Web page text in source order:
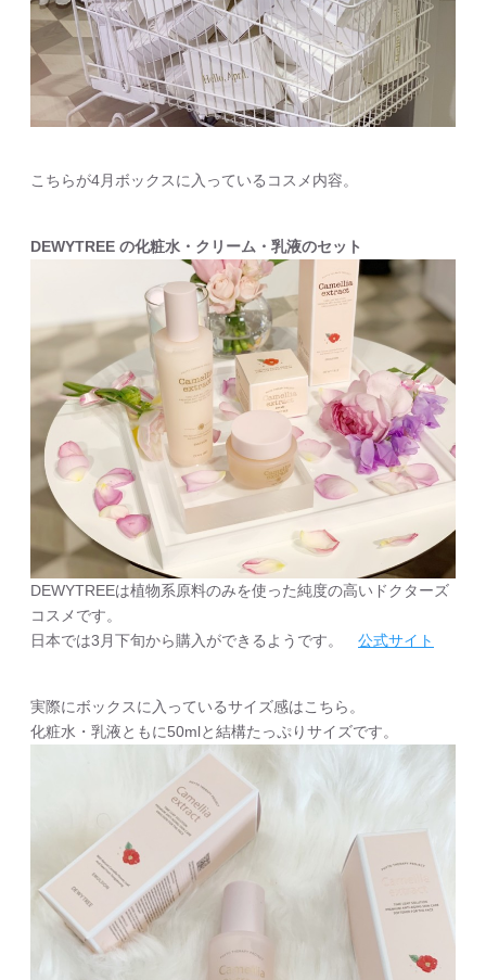
こちらが4月ボックスに入っているコスメ内容。
DEWYTREE の化粧水・クリーム・乳液のセット
DEWYTREEは植物系原料のみを使った純度の高いドクターズ
コスメです。
日本では3月下旬から購入ができるようです。 公式サイト
実際にボックスに入っているサイズ感はこちら。
化粧水・乳液ともに50mlと結構たっぷりサイズです。